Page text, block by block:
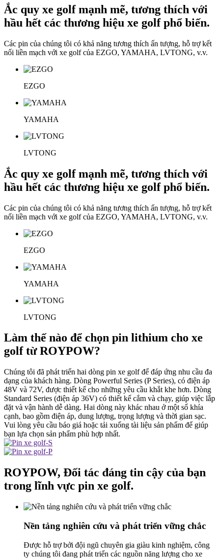
Ắc quy xe golf mạnh mẽ, tương thích với
hầu hết các thương hiệu xe golf phổ biến.
Các pin của chúng tôi có khả năng tương thích ấn tượng, hỗ trợ kết
nối liền mạch với xe golf của EZGO, YAMAHA, LVTONG, v.v.
EZGO
YAMAHA
LVTONG
Ắc quy xe golf mạnh mẽ, tương thích với
hầu hết các thương hiệu xe golf phổ biến.
Các pin của chúng tôi có khả năng tương thích ấn tượng, hỗ trợ kết
nối liền mạch với xe golf của EZGO, YAMAHA, LVTONG, v.v.
EZGO
YAMAHA
LVTONG
Làm thế nào để chọn pin lithium cho xe
golf từ ROYPOW?
Chúng tôi đã phát triển hai dòng pin xe golf để đáp ứng nhu cầu đa
dạng của khách hàng. Dòng Powerful Series (P Series), có điện áp
48V và 72V, được thiết kế cho những yêu cầu khắt khe hơn. Dòng
Standard Series (điện áp 36V) có thiết kế cắm và chạy, giúp việc lắp
đặt và vận hành dễ dàng. Hai dòng này khác nhau ở một số khía
cạnh, bao gồm điện áp, dung lượng, trọng lượng và thời gian sạc.
Vui lòng yêu cầu báo giá hoặc tải xuống tài liệu sản phẩm để giúp
bạn lựa chọn sản phẩm phù hợp nhất.
ROYPOW, Đối tác đáng tin cậy của bạn
trong lĩnh vực pin xe golf.
Nền tảng nghiên cứu và phát triển vững chắc
Được hỗ trợ bởi đội ngũ chuyên gia giàu kinh nghiệm, công
ty chúng tôi đang phát triển các nguồn năng lượng cho xe